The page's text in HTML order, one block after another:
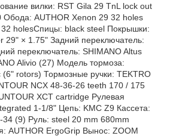
вилки: RST Gila 29 TnL lock out
Обода: AUTHOR Xenon 29 32 holes
32 holesСпицы: black steel Покрышки:
29" × 1.75" Задний переключатель:
переключатель: SHIMANO Altus
Alivio (27) Модель тормоза:
rotors) Тормозные ручки: TEKTRO
NCX 48-36-26 teeth 170 / 175
XCT cartridge Рулевая
1-1/8" Цепь: KMC Z9 Кассета:
34 (9) Руль: steel 20 mm 680mm
AUTHOR ErgoGrip Вынос: ZOOM